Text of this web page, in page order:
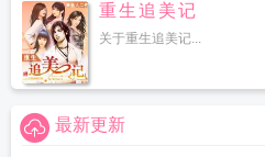
重生追美记
关于重生追美记...
最新更新